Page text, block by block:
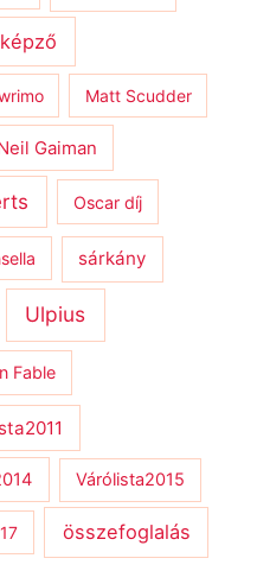
Matt Scudder
Gaiman
Oscar díj
sárkány
Ulpius
Fable
Várólista2015
összefoglalás